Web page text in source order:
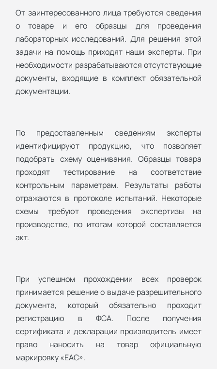
От заинтересованного лица требуются сведения
о товаре и его образцы для проведения
лабораторных исследований. Для решения этой
задачи на помощь приходят наши эксперты. При
необходимости разрабатываются отсутствующие
документы, входящие в комплект обязательной
документации.
По предоставленным сведениям эксперты
идентифицируют продукцию, что позволяет
подобрать схему оценивания. Образцы товара
проходят тестирование на соответствие
контрольным параметрам. Результаты работы
отражаются в протоколе испытаний. Некоторые
схемы требуют проведения экспертизы на
производстве, по итогам которой составляется
акт.
При успешном прохождении всех проверок
принимается решение о выдаче разрешительного
документа, который обязательно проходит
регистрацию в ФСА. После получения
сертификата и декларации производитель имеет
право наносить на товар официальную
маркировку «EAC».